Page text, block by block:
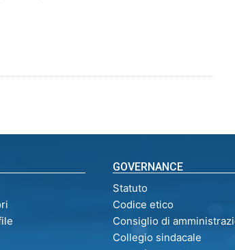
GOVERNANCE
Statuto
Codice etico
Consiglio di
Collegio sindacale